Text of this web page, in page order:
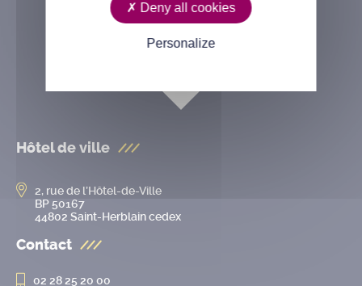
Hôtel de ville
2, rue de l’Hôtel-de-Ville
BP 50167
44802 Saint-Herblain cedex
Contact
02 28 25 20 00
Deny all cookies
Personalize